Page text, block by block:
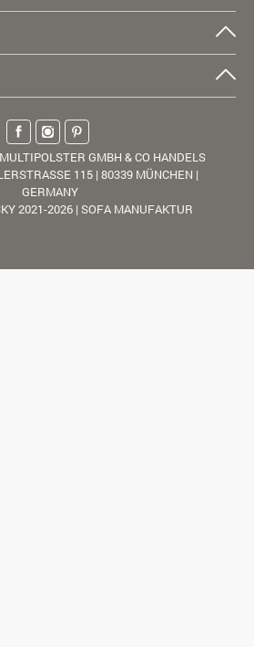
GMBH & CO HANDELS
115 | 80339 MÜNCHEN |
GERMANY
2021-2026 | SOFA MANUFAKTUR